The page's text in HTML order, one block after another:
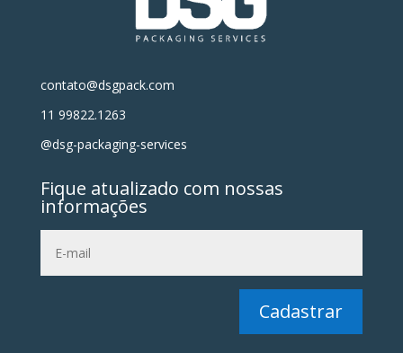
contato@dsgpack.com
11 99822.1263
@dsg-packaging-services
Fique atualizado com nossas
informações
Cadastrar